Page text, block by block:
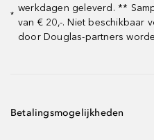
*
werkdagen geleverd. **
van € 20,-. Niet beschikbaar
door Douglas-partners
Betalingsmogelijkheden